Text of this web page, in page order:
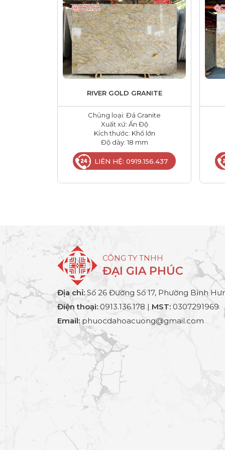
RIVER GOLD GRANITE
Chủng loại: Đá Granite
Xuất xứ: Ấn Độ
Kích thước: Khổ lớn
Độ dày: 18 mm
LIÊN HỆ: 0919.156.437
CÔNG TY TNHH
ĐẠI GIA PHÚC
Địa chỉ: Số 26 Đường Số 17, Phường Bình
Điện thoại: 0913.136.178 | MST: 0307291969
Email: phuocdahoacuong@gmail.com